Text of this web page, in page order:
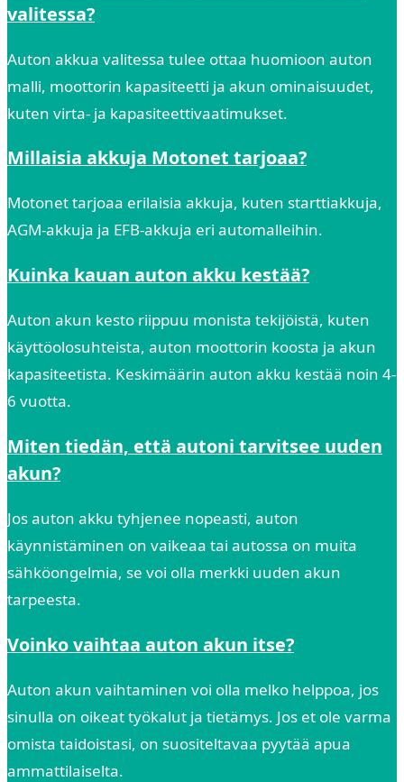
valitessa?
Auton akkua valitessa tulee ottaa huomioon auton
malli, moottorin kapasiteetti ja akun ominaisuudet,
kuten virta- ja kapasiteettivaatimukset.
Millaisia akkuja Motonet tarjoaa?
Motonet tarjoaa erilaisia akkuja, kuten starttiakkuja,
AGM-akkuja ja EFB-akkuja eri automalleihin.
Kuinka kauan auton akku kestää?
Auton akun kesto riippuu monista tekijöistä, kuten
käyttöolosuhteista, auton moottorin koosta ja akun
kapasiteetista. Keskimäärin auton akku kestää noin 4-
6 vuotta.
Miten tiedän, että autoni tarvitsee uuden
akun?
Jos auton akku tyhjenee nopeasti, auton
käynnistäminen on vaikeaa tai autossa on muita
sähköongelmia, se voi olla merkki uuden akun
tarpeesta.
Voinko vaihtaa auton akun itse?
Auton akun vaihtaminen voi olla melko helppoa, jos
sinulla on oikeat työkalut ja tietämys. Jos et ole varma
omista taidoistasi, on suositeltavaa pyytää apua
ammattilaiselta.